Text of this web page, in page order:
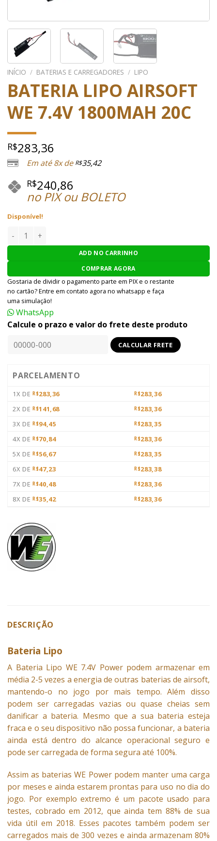
INÍCIO / BATERIAS E CARREGADORES / LIPO
BATERIA LIPO AIRSOFT
WE 7.4V 1800MAH 20C
R$283,36
Em até 8x de R$35,42
R$240,86
no PIX ou BOLETO
Disponível!
BATERIA LIPO AIRSOFT WE 7.4V 1800MAH 20C quantidade
ADD NO CARRINHO
COMPRAR AGORA
Gostaria de dividir o pagamento parte em PIX e o restante
no cartão? Entre em contato agora no whatsapp e faça
uma simulação!
WhatsApp
Calcule o prazo e valor do frete deste produto
PARCELAMENTO
1X DE R$283,36 R$283,36
2X DE R$141,68 R$283,36
3X DE R$94,45 R$283,35
4X DE R$70,84 R$283,36
5X DE R$56,67 R$283,35
6X DE R$47,23 R$283,38
7X DE R$40,48 R$283,36
8X DE R$35,42 R$283,36
DESCRIÇÃO
Bateria Lipo
A Bateria Lipo WE 7.4V Power podem armazenar em
média 2-5 vezes a energia de outras baterias de airsoft,
mantendo-o no jogo por mais tempo. Além disso
podem ser carregadas vazias ou quase cheias sem
danificar a bateria. Mesmo que a sua bateria esteja
fraca e o seu dispositivo não possa funcionar, a bateria
ainda está dentro do alcance operacional seguro e
pode ser carregada de forma segura até 100%.
Assim as baterias WE Power podem manter uma carga
por meses e ainda estarem prontas para uso no dia do
jogo. Por exemplo extremo é um pacote usado para
testes, cobrado em 2012, que ainda tem 88% de sua
vida útil em 2018. Esses pacotes também podem ser
carregados mais de 300 vezes e ainda armazenam 80%